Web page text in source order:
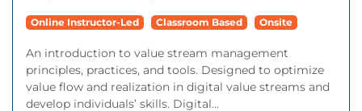
Online Instructor-Led Classroom Based Onsite
An introduction to value stream management
principles, practices, and tools. Designed to optimize
value flow and realization in digital value streams and
develop individuals’ skills. Digital...